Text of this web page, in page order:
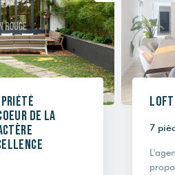
de la
Loft
7